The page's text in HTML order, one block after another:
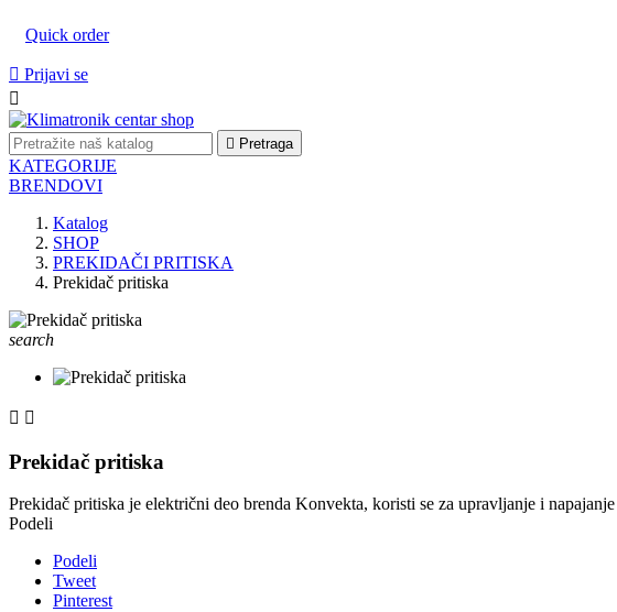
Quick order
 Prijavi se

 Pretraga
KATEGORIJE
BRENDOVI
Katalog
SHOP
PREKIDAČI PRITISKA
Prekidač pritiska
search
 
Prekidač pritiska
Prekidač pritiska je električni deo brenda Konvekta, koristi se za upravljanje i
Podeli
Podeli
Tweet
Pinterest